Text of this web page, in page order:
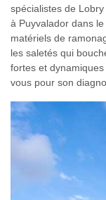
spécialistes de
à Puyvalador dans
matériels de
les saletés qui
fortes et
vous pour son